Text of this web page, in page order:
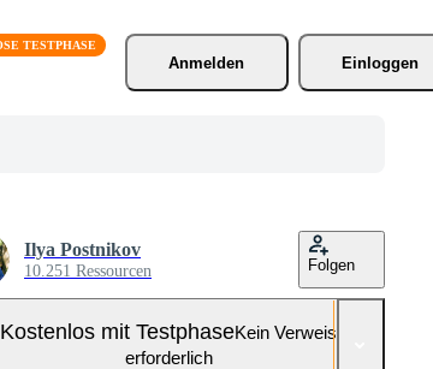
Anmelden
Einloggen
Ilya Postnikov
10.251 Ressourcen Folgen
Kostenlos mit TestphaseKein Verweis
erforderlich